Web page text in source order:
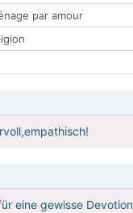
par amour
eine gewisse Devotion